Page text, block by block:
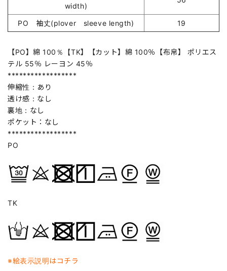
width)
PO 袖丈(plover sleeve length) 19
【PO】綿 100％【TK】【カット】綿 100％【布帛】 ポリエス
テル 55％ レーヨン 45％
******************
伸縮性：あり
透け感：なし
裏地：なし
ポケット：なし
******************
PO
TK
※絵表示説明はコチラ